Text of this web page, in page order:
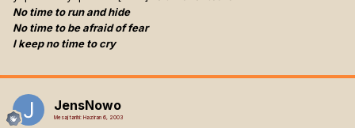
No time to run and hide
No time to be afraid of fear
I keep no time to cry
JensNowo
Mesaj tarihi: Haziran 6, 2003